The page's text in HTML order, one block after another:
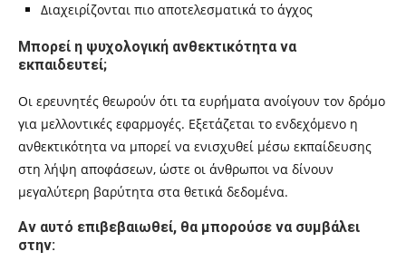
Διαχειρίζονται πιο αποτελεσματικά το άγχος
Μπορεί η ψυχολογική ανθεκτικότητα να
εκπαιδευτεί;
Οι ερευνητές θεωρούν ότι τα ευρήματα ανοίγουν τον δρόμο
για μελλοντικές εφαρμογές. Εξετάζεται το ενδεχόμενο η
ανθεκτικότητα να μπορεί να ενισχυθεί μέσω εκπαίδευσης
στη λήψη αποφάσεων, ώστε οι άνθρωποι να δίνουν
μεγαλύτερη βαρύτητα στα θετικά δεδομένα.
Αν αυτό επιβεβαιωθεί, θα μπορούσε να συμβάλει
στην: